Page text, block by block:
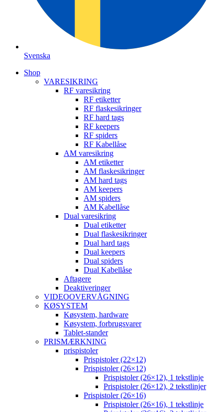
Svenska
Shop
VARESIKRING
RF varesikring
RF etiketter
RF flaskesikringer
RF hard tags
RF keepers
RF spiders
RF Kabellåse
AM varesikring
AM etiketter
AM flaskesikringer
AM hard tags
AM keepers
AM spiders
AM Kabellåse
Dual varesikring
Dual etiketter
Dual flaskesikringer
Dual hard tags
Dual keepers
Dual spiders
Dual Kabellåse
Aftagere
Deaktiveringer
VIDEOOVERVÅGNING
KØSYSTEM
Køsystem, hardware
Køsystem, forbrugsvarer
Tablet-stander
PRISMÆRKNING
prispistoler
Prispistoler (22×12)
Prispistoler (26×12)
Prispistoler (26×12), 1 tekstlinje
Prispistoler (26×12), 2 tekstlinjer
Prispistoler (26×16)
Prispistoler (26×16), 1 tekstlinje